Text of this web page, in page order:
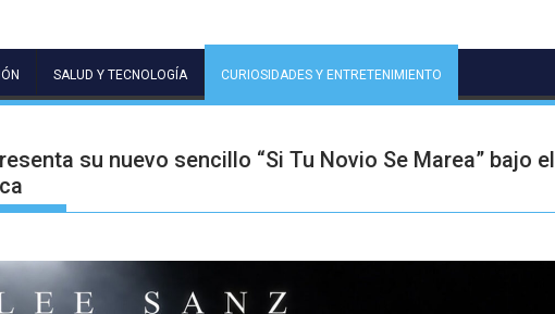
SALUD Y TECNOLOGÍA CURIOSIDADES Y ENTRETENIMIENTO
su nuevo sencillo “Si Tu Novio Se Marea” bajo el